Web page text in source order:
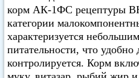
корм АК-1ФС рецептуры
категории
характеризуется
питательности, что удобно
контролируется. Корм